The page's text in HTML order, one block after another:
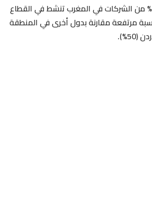
وسجل التقرير أن 83% من الشركات في المغرب تنشط في القطاع
مرتفعة مقارنة بدول أخرى في المنطقة